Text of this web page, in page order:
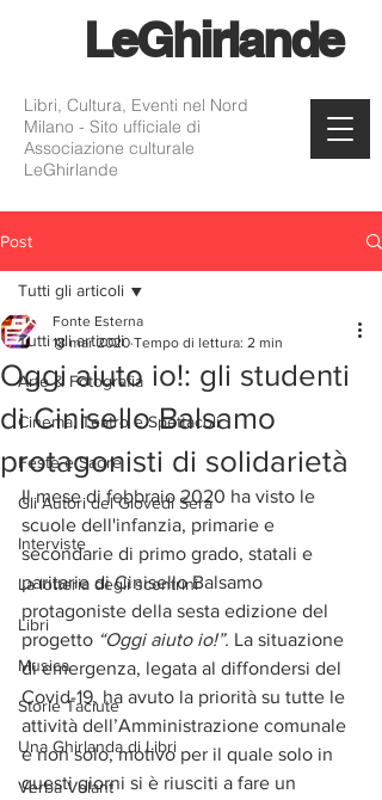
LeGhirlande
Libri, Cultura, Eventi nel Nord
Milano - Sito ufficiale di
Associazione culturale
LeGhirlande
Post
Tutti gli articoli
Arte & Fotografia
Cinema, Teatro e Spettacoli
Feste e Sagre
Gli Autori del Giovedì Sera
Interviste
La lotteria degli scontrini
Libri
Musica
Storie Taciute
Una Ghirlanda di Libri
Verba Volant
Tutti gli articoli
Oggi aiuto io!: gli studenti
di Cinisello Balsamo
protagonisti di solidarietà
Fonte Esterna
18 mar 2020 Tempo di lettura: 2 min
Il mese di febbraio 2020 ha visto le
scuole dell'infanzia, primarie e
secondarie di primo grado, statali e
paritarie di Cinisello Balsamo
protagoniste della sesta edizione del
progetto “Oggi aiuto io!”. La situazione
di emergenza, legata al diffondersi del
Covid-19, ha avuto la priorità su tutte le
attività dell’Amministrazione comunale
e non solo, motivo per il quale solo in
questi giorni si è riusciti a fare un